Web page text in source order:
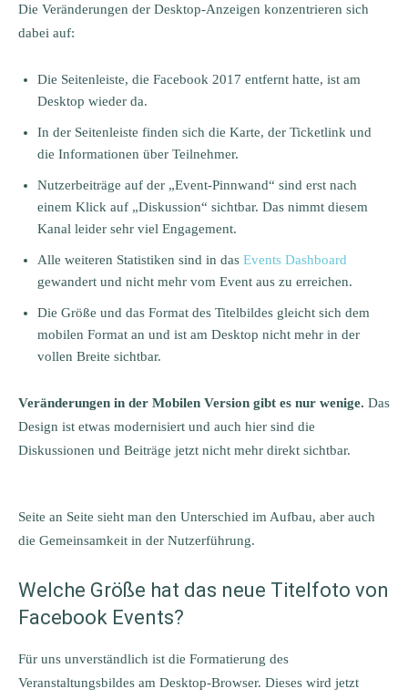
Die Veränderungen der Desktop-Anzeigen konzentrieren sich
dabei auf:
Die Seitenleiste, die Facebook 2017 entfernt hatte, ist am
Desktop wieder da.
In der Seitenleiste finden sich die Karte, der Ticketlink und
die Informationen über Teilnehmer.
Nutzerbeiträge auf der „Event-Pinnwand“ sind erst nach
einem Klick auf „Diskussion“ sichtbar. Das nimmt diesem
Kanal leider sehr viel Engagement.
Alle weiteren Statistiken sind in das Events Dashboard
gewandert und nicht mehr vom Event aus zu erreichen.
Die Größe und das Format des Titelbildes gleicht sich dem
mobilen Format an und ist am Desktop nicht mehr in der
vollen Breite sichtbar.
Veränderungen in der Mobilen Version gibt es nur wenige. Das
Design ist etwas modernisiert und auch hier sind die
Diskussionen und Beiträge jetzt nicht mehr direkt sichtbar.
Seite an Seite sieht man den Unterschied im Aufbau, aber auch
die Gemeinsamkeit in der Nutzerführung.
Welche Größe hat das neue Titelfoto von
Facebook Events?
Für uns unverständlich ist die Formatierung des
Veranstaltungsbildes am Desktop-Browser. Dieses wird jetzt